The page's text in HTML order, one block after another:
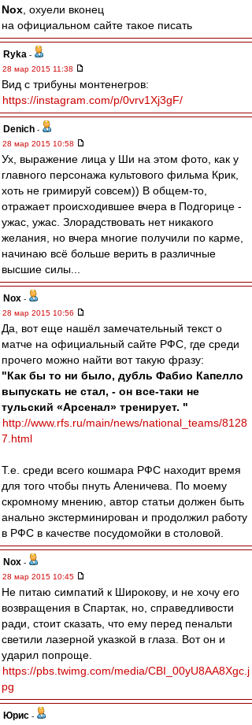
Nox , охуели вконец
на официальном сайте такое писать
Ryka -
28 мар 2015 11:38
Вид с трибуны монтенегров:
https://instagram.com/p/0vrv1Xj3gF/
Denich -
28 мар 2015 10:58
Ух, выражение лица у Ши на этом фото, как у
главного персонажа культового фильма Крик,
хоть не гримируй совсем)) В общем-то,
отражает происходившее вчера в Подгорице -
ужас, ужас. Злорадствовать нет никакого
желания, но вчера многие получили по карме,
начинаю всё больше верить в различные
высшие силы...
Nox -
28 мар 2015 10:56
Да, вот еще нашёл замечательный текст о
матче на официальный сайте РФС, где среди
прочего можно найти вот такую фразу:
"Как бы то ни было, дубль Фабио Капелло
выпускать не стал, - он все-таки не
тульский «Арсенал» тренирует. "
http://www.rfs.ru/main/news/national_teams/8128
7.html
Т.е. среди всего кошмара РФС находит время
для того чтобы пнуть Аленичева. По моему
скромному мнению, автор статьи должен быть
анально экстерминирован и продолжил работу
в РФС в качестве посудомойки в столовой.
Nox -
28 мар 2015 10:45
Не питаю симпатий к Широкову, и не хочу его
возвращения в Спартак, но, справедливости
ради, стоит сказать, что ему перед пенальти
светили лазерной указкой в глаза. Вот он и
ударил попроще.
https://pbs.twimg.com/media/CBI_00yU8AA8Xgc.j
pg
Юрис -